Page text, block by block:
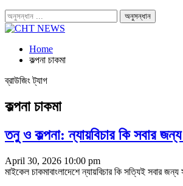
Home
কল্পনা চাকমা
ব্রাউজিং ট্যাগ
কল্পনা চাকমা
তনু ও কল্পনা: ন্যায়বিচার কি সবার
April 30, 2026 10:00 pm
মাইকেল চাকমাবাংলাদেশে ন্যায়বিচার কি সত্যিই সবার